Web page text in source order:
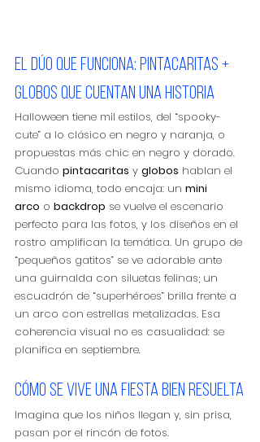
El dúo que funciona: pintacaritas +
globos que cuentan una historia
Halloween tiene mil estilos, del “spooky-
cute” a lo clásico en negro y naranja, o
propuestas más chic en negro y dorado.
Cuando pintacaritas y globos hablan el
mismo idioma, todo encaja: un mini
arco o backdrop se vuelve el escenario
perfecto para las fotos, y los diseños en el
rostro amplifican la temática. Un grupo de
“pequeños gatitos” se ve adorable ante
una guirnalda con siluetas felinas; un
escuadrón de “superhéroes” brilla frente a
un arco con estrellas metalizadas. Esa
coherencia visual no es casualidad: se
planifica en septiembre.
Cómo se vive una fiesta bien resuelta
Imagina que los niños llegan y, sin prisa,
pasan por el rincón de fotos.